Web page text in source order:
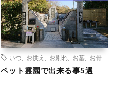
いつ お供え お別れ お墓 お骨
ペット霊園で出来る事5選